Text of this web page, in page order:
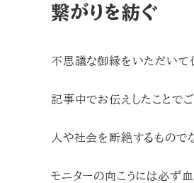
繋がりを紡ぐ
不思議な御縁をいただいて
記事中でお伝えしたことで
人や社会を断絶するもので
モニターの向こうには必ず